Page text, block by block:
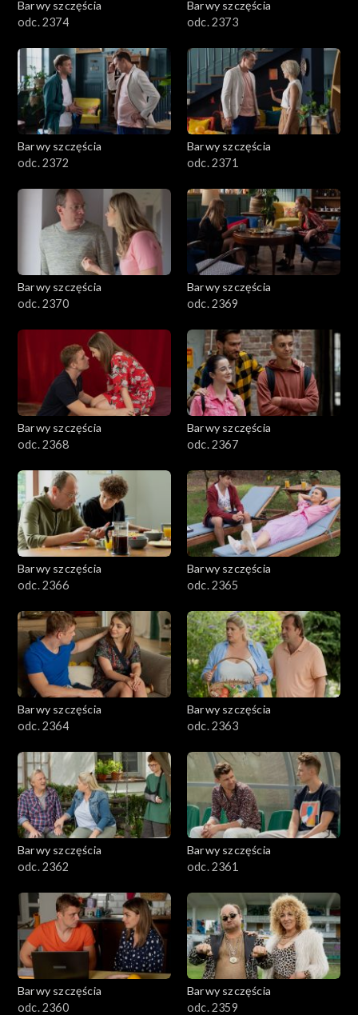
Barwy szczęścia
odc. 2374
Barwy szczęścia
odc. 2373
Barwy szczęścia
odc. 2372
Barwy szczęścia
odc. 2371
Barwy szczęścia
odc. 2370
Barwy szczęścia
odc. 2369
Barwy szczęścia
odc. 2368
Barwy szczęścia
odc. 2367
Barwy szczęścia
odc. 2366
Barwy szczęścia
odc. 2365
Barwy szczęścia
odc. 2364
Barwy szczęścia
odc. 2363
Barwy szczęścia
odc. 2362
Barwy szczęścia
odc. 2361
Barwy szczęścia
odc. 2360
Barwy szczęścia
odc. 2359